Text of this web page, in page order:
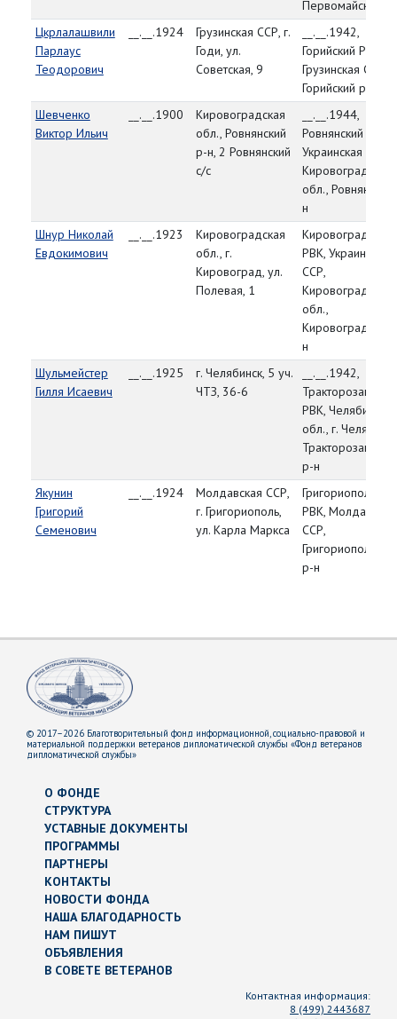
Первомайский
Цкрлалашвили
Парлаус
Теодорович
__.__.1924
Грузинская ССР, г.
Годи, ул.
Советская, 9
__.__.1942,
Горийский РВК,
Грузинская ССР,
Горийский р-н
Шевченко
Виктор Ильич
__.__.1900
Кировоградская
обл., Ровнянский
р-н, 2 Ровнянский
с/с
__.__.1944,
Ровнянский РВК,
Украинская ССР,
Кировоградская
обл., Ровнянский
н
Шнур Николай
Евдокимович
__.__.1923
Кировоградская
обл., г.
Кировоград, ул.
Полевая, 1
Кировоградский
РВК, Украинская
ССР,
Кировоградская
обл.,
Кировоградский
н
Шульмейстер
Гилля Исаевич
__.__.1925
г. Челябинск, 5 уч.
ЧТЗ, 36-6
__.__.1942,
РВК, Челябинская
обл., г.
р-н
Якунин
Григорий
Семенович
__.__.1924
Молдавская ССР,
г. Григориополь,
ул. Карла Маркса
РВК, Молдавская
ССР,
р-н
© 2017–2026 Благотворительный фонд информационной, социально-правовой и
материальной поддержки ветеранов дипломатической службы «Фонд ветеранов
дипломатической службы»
О ФОНДЕ
СТРУКТУРА
УСТАВНЫЕ ДОКУМЕНТЫ
ПРОГРАММЫ
ПАРТНЕРЫ
КОНТАКТЫ
НОВОСТИ ФОНДА
НАША БЛАГОДАРНОСТЬ
НАМ ПИШУТ
ОБЪЯВЛЕНИЯ
В СОВЕТЕ ВЕТЕРАНОВ
Контактная информация:
8 (499) 2443687